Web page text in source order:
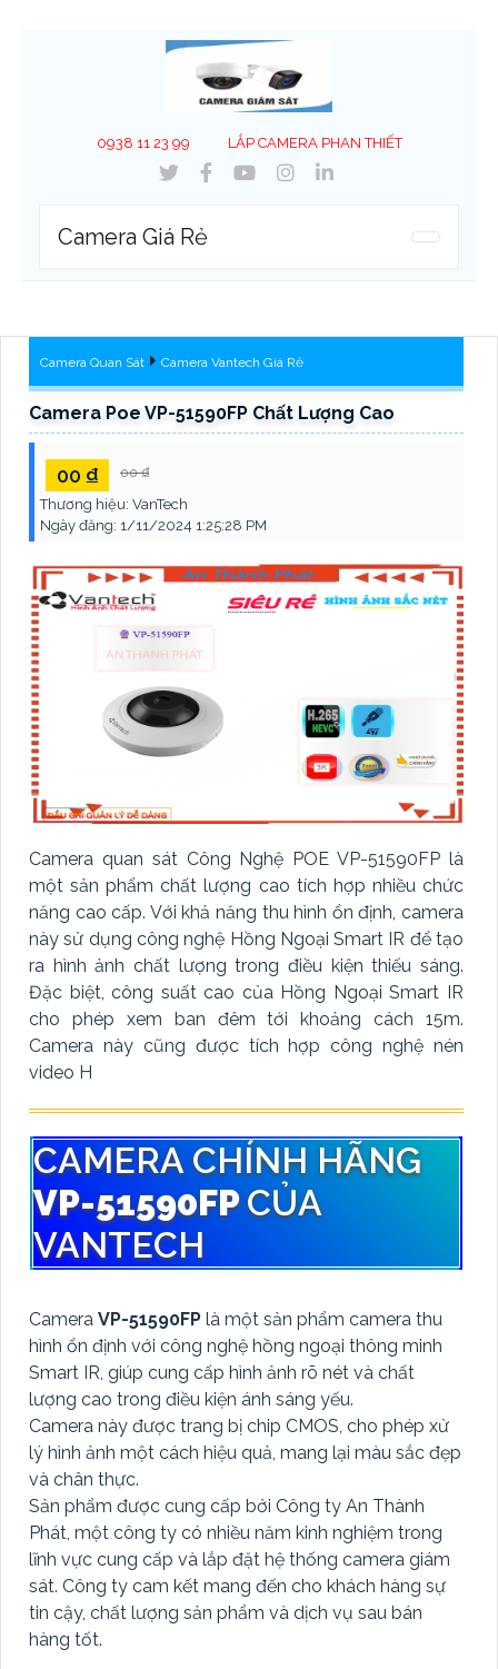
0938 11 23 99 LẮP CAMERA PHAN THIẾT
Camera Giá Rẻ
Camera Quan Sát Camera Vantech Giá Rẻ
Camera Poe VP-51590FP Chất Lượng Cao
00 ₫ 00 ₫
Thương hiệu: VanTech
Ngày đăng: 1/11/2024 1:25:28 PM
Camera quan sát Công Nghệ POE VP-51590FP là
một sản phẩm chất lượng cao tích hợp nhiều chức
năng cao cấp. Với khả năng thu hình ổn định, camera
này sử dụng công nghệ Hồng Ngoại Smart IR để tạo
ra hình ảnh chất lượng trong điều kiện thiếu sáng.
Đặc biệt, công suất cao của Hồng Ngoại Smart IR
cho phép xem ban đêm tới khoảng cách 15m.
Camera này cũng được tích hợp công nghệ nén
video H
CAMERA CHÍNH HÃNG
VP-51590FPCỦA
VANTECH
Camera VP-51590FP là một sản phẩm camera thu
hình ổn định với công nghệ hồng ngoại thông minh
Smart IR, giúp cung cấp hình ảnh rõ nét và chất
lượng cao trong điều kiện ánh sáng yếu.
Camera này được trang bị chip CMOS, cho phép xử
lý hình ảnh một cách hiệu quả, mang lại màu sắc đẹp
và chân thực.
Sản phẩm được cung cấp bởi Công ty An Thành
Phát, một công ty có nhiều năm kinh nghiệm trong
lĩnh vực cung cấp và lắp đặt hệ thống camera giám
sát. Công ty cam kết mang đến cho khách hàng sự
tin cậy, chất lượng sản phẩm và dịch vụ sau bán
hàng tốt.